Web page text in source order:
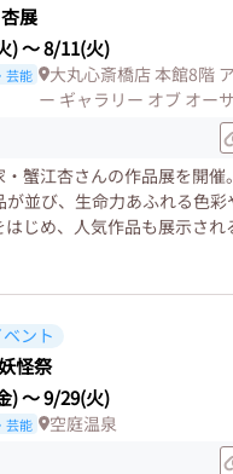
展
)〜8/11(火)
芸能
大丸心斎橋店 本館8階
ー ギャラリー オブ オー
蟹江杏さんの作品展を開催
並び、生命力あふれる色彩
じめ、人気作品も展示され
ント
怪祭
)〜9/29(火)
芸能 空庭温泉